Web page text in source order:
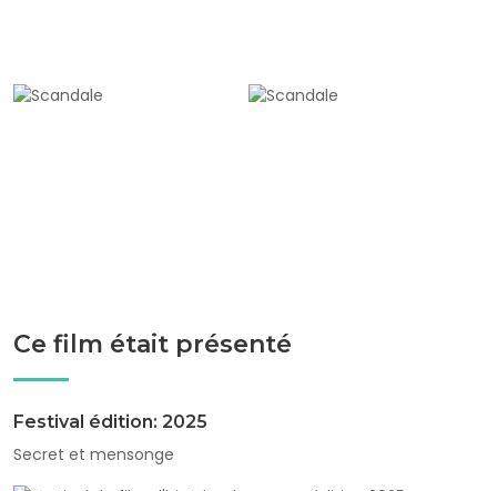
Ce film était présenté
Festival édition: 2025
Secret et mensonge